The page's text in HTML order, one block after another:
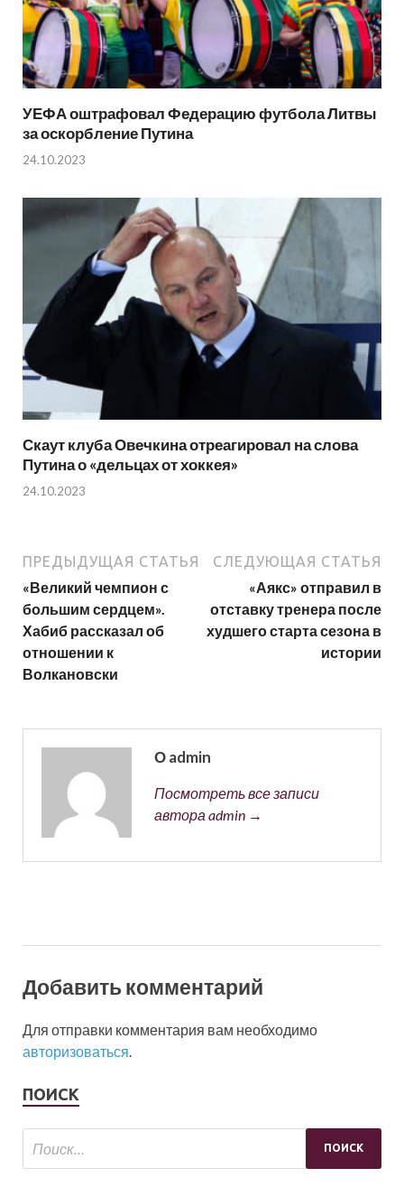
УЕФА оштрафовал Федерацию футбола Литвы
за оскорбление Путина
24.10.2023
Скаут клуба Овечкина отреагировал на слова
Путина о «дельцах от хоккея»
24.10.2023
ПРЕДЫДУЩАЯ СТАТЬЯ
«Великий чемпион с
большим сердцем».
Хабиб рассказал об
отношении к
Волкановски
СЛЕДУЮЩАЯ СТАТЬЯ
«Аякс» отправил в
отставку тренера после
худшего старта сезона в
истории
О admin
Посмотреть все записи
автора admin →
Добавить комментарий
Для отправки комментария вам необходимо
авторизоваться.
ПОИСК